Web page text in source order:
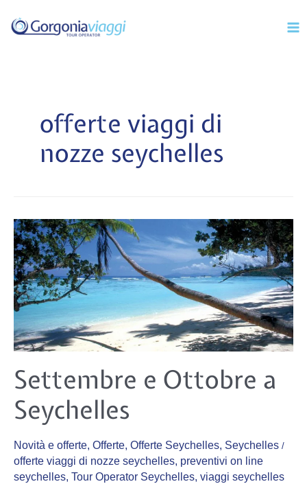
contenuto
offerte viaggi di
nozze seychelles
Settembre e Ottobre a
Seychelles
Novità e offerte, Offerte, Offerte Seychelles, Seychelles /
offerte viaggi di nozze seychelles, preventivi on line
seychelles, Tour Operator Seychelles, viaggi seychelles
Settembre
e
Ottobre
a
Seychelles